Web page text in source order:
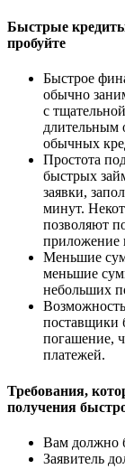
Быстрые
пробуйте
Быстрое
обычно
с
длительным
обычных
Простота
быстрых
заявки,
минут.
позволяют
приложение
Меньшие
меньшие
небольших
поставщики
погашение,
платежей.
Требования,
получения
Вам должно
Заявитель